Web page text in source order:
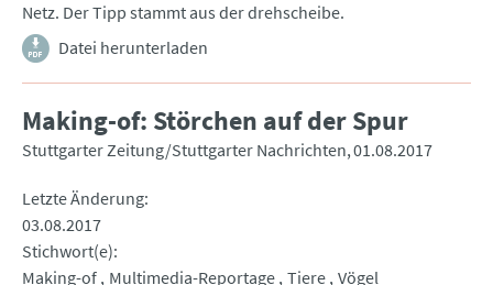
Netz. Der Tipp stammt aus der drehscheibe.
Datei herunterladen
Making-of: Störchen auf der Spur
Stuttgarter Zeitung/Stuttgarter Nachrichten 01.08.2017
Letzte Änderung
03.08.2017
Stichwort(e)
Making-of Multimedia-Reportage Tiere Vögel